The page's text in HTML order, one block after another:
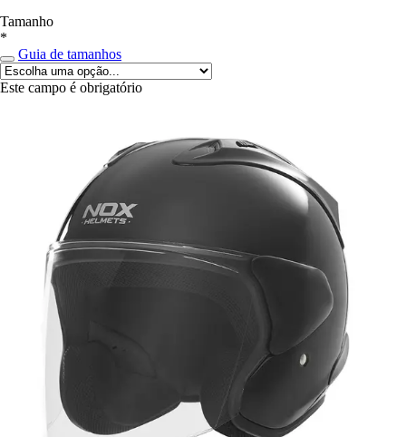
Tamanho
*
Guia de tamanhos
Este campo é obrigatório